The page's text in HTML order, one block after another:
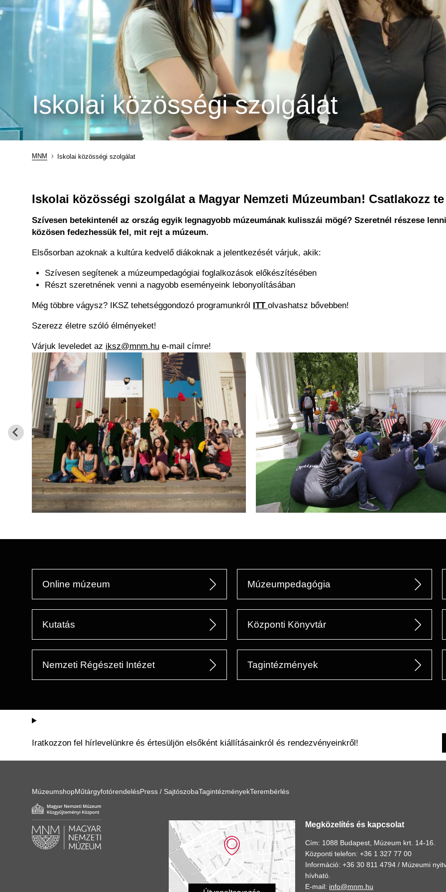
Iskolai közösségi szolgálat
MNM Iskolai közösségi szolgálat
Iskolai közösségi szolgálat a Magyar Nemzeti Múzeumban! Csatlakozz
Szívesen betekintenél az ország egyik legnagyobb múzeumának kulisszái mögé? Szeretnél részese
közösen fedezhessük fel, mit rejt a múzeum.
Elsősorban azoknak a kultúra kedvelő diákoknak a jelentkezését várjuk, akik:
Szívesen segítenek a múzeumpedagógiai foglalkozások előkészítésében
Részt szeretnének venni a nagyobb eseményeink lebonyolításában
Még többre vágysz? IKSZ tehetséggondozó programunkról ITT olvashatsz bővebben!
Szerezz életre szóló élményeket!
Várjuk leveledet az iksz@mnm.hu e-mail címre!
Online múzeum Múzeumpedagógia
Kutatás Központi Könyvtár
Nemzeti Régészeti Intézet Tagintézmények
Iratkozzon fel hírlevelünkre és értesüljön elsőként kiállításainkról és rendezvényeinkről!
MúzeumshopMűtárgyfotórendelésPress / SajtószobaTagintézményekTerembérlés
Megközelítés és kapcsolat
Cím: 1088 Budapest, Múzeum krt. 14-16.
Központi telefon: +36 1 327 77 00
Információ: +36 30 811 4794 / Múzeumi
hívható.
E-mail: info@mnm.hu